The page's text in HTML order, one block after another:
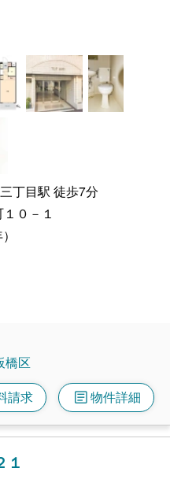
丁目駅 徒歩7分
０－１
橋区
請求 article物件詳細
１